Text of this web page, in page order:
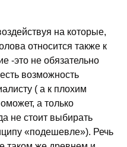
на которые,
относится также к
-это не обязательно
возможность
( а к плохим
а только
не стоит выбирать
«подешевле»). Речь